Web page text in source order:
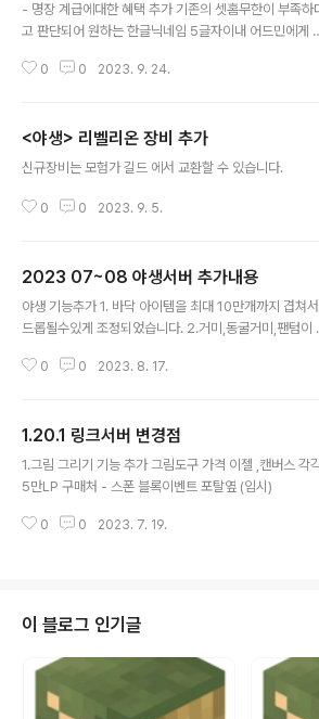
- 명장 계급에대한 혜택 추가 기존의 셋홈무한이 부족하
고 판단되어 원하는 한글닉네임 5글자이내 어드민에게
네임 -23-09-23 건축블록 이벤트장 리메이크 예정 안내
- 블록무한생성 - 이벤트 진행중 특정카테고리만 블록생
변경예정인방식 - 발판을 밟으면 블록이 리젠됨 - 모든 블
0 0 2023. 9. 24.
<야생> 리벨리온 장비 추가
신규장비는 모험가 길드 에서 교환할 수 있습니다.
0 0 2023. 9. 5.
2023 07~08 야생서버 추가내용
야생 기능추가 1. 바닥 아이템을 최대 10만개까지 겹쳐서
드롭될수있게 조정되었습니다. 2.거미,동굴거미,팬텀이
P - 갑옷문양 2만LP *조합대를 이용해 무한하게 복사하
가 가격 - 1세트(16개) 교환권 1장 월드 추가 안내 - 야생1
20 - 접근권한 - 멤버 랜덤tp 이용 가격 : 10만 LP 쿨타
: 15분 https://linkmc.tistory.com/27 1.20.1 링크서
이템 ) - deco 명령어 복구 추가된것들 - 가구 플러그인 (
0 0 2023. 8. 17.
1.20.1 링크서버 변경점
1.그림 그리기 기능 추가 그림도구 가격 이젤 ,캔버스 각
5만LP 구매처 - 스폰 블록이벤트 포탈옆 (임시)
0 0 2023. 7. 19.
이 블로그 인기글